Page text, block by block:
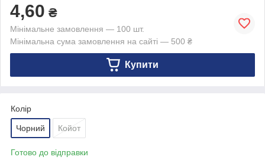
4,60 ₴
Мінімальне замовлення — 100 шт.
Мінімальна сума замовлення на сайті — 500 ₴
Купити
Колір
Чорний Койот
Готово до відправки